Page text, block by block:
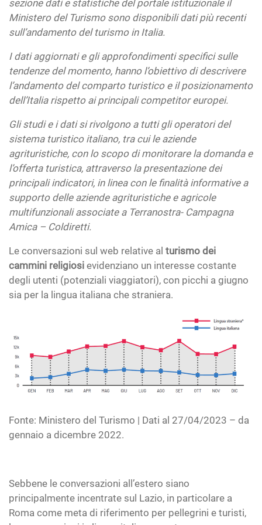
sezione dati e statistiche del portale istituzionale il
Ministero del Turismo sono disponibili dati più recenti
sull’andamento del turismo in Italia.
I dati aggiornati e gli approfondimenti specifici sulle
tendenze del momento, hanno l’obiettivo di descrivere
l’andamento del comparto turistico e il posizionamento
dell’Italia rispetto ai principali competitor europei.
Gli studi e i dati si rivolgono a tutti gli operatori del
sistema turistico italiano, tra cui le aziende
agrituristiche, con lo scopo di monitorare la domanda e
l’offerta turistica, attraverso la presentazione dei
principali indicatori, in linea con le finalità informative a
supporto delle aziende agrituristiche e agricole
multifunzionali associate a Terranostra- Campagna
Amica – Coldiretti.
Le conversazioni sul web relative al turismo dei
cammini religiosi evidenziano un interesse costante
degli utenti (potenziali viaggiatori), con picchi a giugno
sia per la lingua italiana che straniera.
Fonte: Ministero del Turismo | Dati al 27/04/2023 – da
gennaio a dicembre 2022.
Sebbene le conversazioni all’estero siano
principalmente incentrate sul Lazio, in particolare a
Roma come meta di riferimento per pellegrini e turisti,